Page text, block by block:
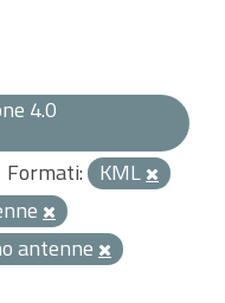
4.0
Formati: KML
antenne